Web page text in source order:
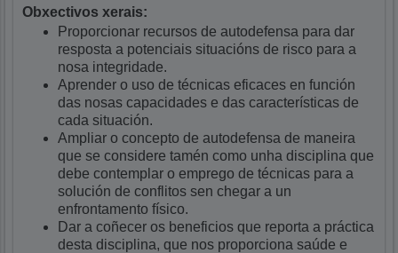
Obxectivos xerais:
Proporcionar recursos de autodefensa para dar
resposta a potenciais situacións de risco para a
nosa integridade.
Aprender o uso de técnicas eficaces en función
das nosas capacidades e das características de
cada situación.
Ampliar o concepto de autodefensa de maneira
que se considere tamén como unha disciplina que
debe contemplar o emprego de técnicas para a
solución de conflitos sen chegar a un
enfrontamento físico.
Dar a coñecer os beneficios que reporta a práctica
desta disciplina, que nos proporciona saúde e